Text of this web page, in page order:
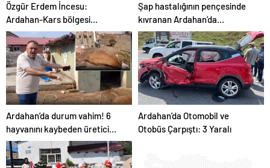
Özgür Erdem İncesu:
Ardahan-Kars bölgesi
hayvancılıkta afet bölgesi ilan
edilmeli
Şap hastalığının pençesinde
kıvranan Ardahan’da
çaresizliğin fotoğrafı
Ardahan’da durum vahim! 6
hayvanını kaybeden üretici
ahırı gösterip isyan etti
Ardahan’da Otomobil ve
Otobüs Çarpıştı: 3 Yaralı